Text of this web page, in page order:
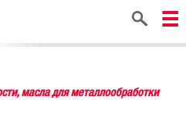
Поиск
масла для металлообработки